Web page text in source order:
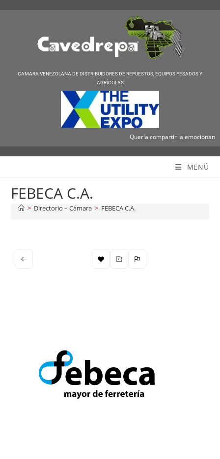
CAMARA VENEZOLANA DE DISTRIBUIDORES DE REPUESTOS, EQUIPOS PESADOS Y
AGRÍCOLAS
Quería compartir la emocionante
MENÚ
FEBECA C.A.
> Directorio – Cámara > FEBECA C.A.